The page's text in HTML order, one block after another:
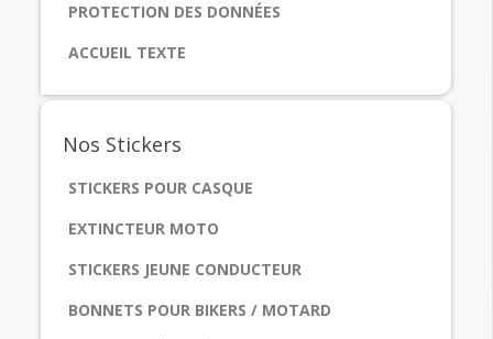
PROTECTION DES DONNÉES
ACCUEIL TEXTE
Nos Stickers
STICKERS POUR CASQUE
EXTINCTEUR MOTO
STICKERS JEUNE CONDUCTEUR
BONNETS POUR BIKERS / MOTARD